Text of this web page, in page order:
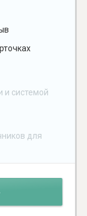
и системой
для